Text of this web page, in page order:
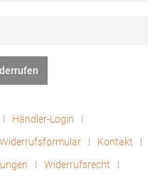
Händler-Login
Widerrufsformular
Kontakt
Widerrufsrecht